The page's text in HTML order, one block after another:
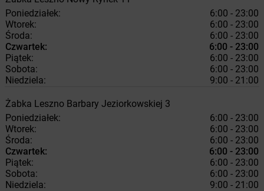
Poniedziałek:
6:00 - 23:00
Wtorek:
6:00 - 23:00
Środa:
6:00 - 23:00
Czwartek:
6:00 - 23:00
Piątek:
6:00 - 23:00
Sobota:
6:00 - 23:00
Niedziela:
9:00 - 21:00
Żabka Leszno Barbary Jeziorkowskiej 3
Poniedziałek:
6:00 - 23:00
Wtorek:
6:00 - 23:00
Środa:
6:00 - 23:00
Czwartek:
6:00 - 23:00
Piątek:
6:00 - 23:00
Sobota:
6:00 - 23:00
Niedziela:
9:00 - 21:00